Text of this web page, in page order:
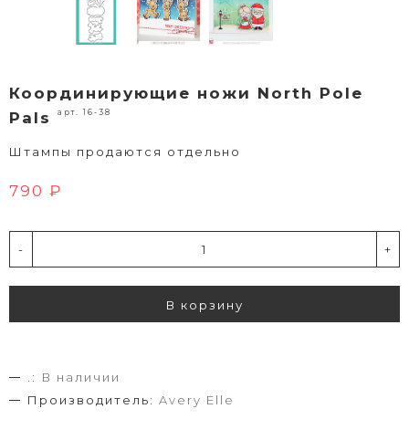
Координирующие ножи North Pole
Pals
арт. 16-38
Штампы продаются отдельно
790 ₽
- +
В корзину
.:
В наличии
Производитель: Avery Elle